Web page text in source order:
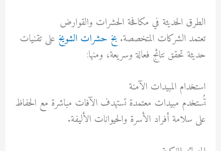
الطرق الحديثة في مكافحة الحشرات والقوارض
تعتمد الشركات المتخصصة. بخ حشرات الشويخ على تقنيات
حديثة تحقق نتائج فعالة وسريعة، ومنها:
استخدام المبيدات الآمنة
تُستخدم مبيدات معتمدة تستهدف الآفات مباشرة مع الحفاظ
على سلامة أفراد الأسرة والحيوانات الأليفة.